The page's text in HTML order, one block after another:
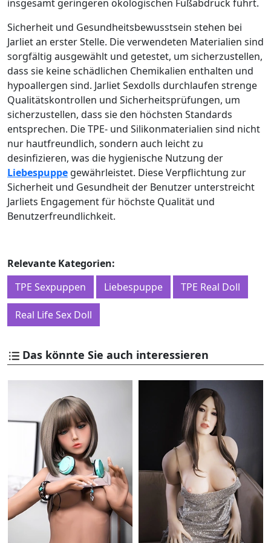
insgesamt geringeren ökologischen Fußabdruck führt.
Sicherheit und Gesundheitsbewusstsein stehen bei
Jarliet an erster Stelle. Die verwendeten Materialien sind
sorgfältig ausgewählt und getestet, um sicherzustellen,
dass sie keine schädlichen Chemikalien enthalten und
hypoallergen sind. Jarliet Sexdolls durchlaufen strenge
Qualitätskontrollen und Sicherheitsprüfungen, um
sicherzustellen, dass sie den höchsten Standards
entsprechen. Die TPE- und Silikonmaterialien sind nicht
nur hautfreundlich, sondern auch leicht zu
desinfizieren, was die hygienische Nutzung der
Liebespuppe gewährleistet. Diese Verpflichtung zur
Sicherheit und Gesundheit der Benutzer unterstreicht
Jarliets Engagement für höchste Qualität und
Benutzerfreundlichkeit.
Relevante Kategorien:
TPE Sexpuppen
Liebespuppe TPE Real Doll
Real Life Sex Doll
Das könnte Sie auch interessieren